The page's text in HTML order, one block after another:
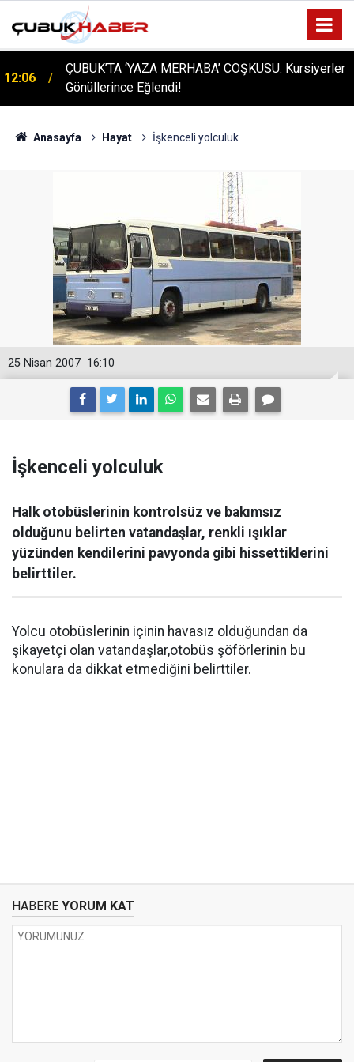
12:06
ÇUBUK’TA ‘YAZA MERHABA’ COŞKUSU: Kursiyerler
Gönüllerince Eğlendi!
Anasayfa Hayat İşkenceli yolculuk
16:10
25 Nisan 2007
İşkenceli yolculuk
Halk otobüslerinin kontrolsüz ve bakımsız
olduğunu belirten vatandaşlar, renkli ışıklar
yüzünden kendilerini pavyonda gibi hissettiklerini
belirttiler.
Yolcu otobüslerinin içinin havasız olduğundan da
şikayetçi olan vatandaşlar,otobüs şöförlerinin bu
konulara da dikkat etmediğini belirttiler.
HABERE YORUM KAT